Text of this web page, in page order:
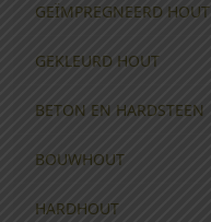
GEÏMPREGNEERD HOUT
GEKLEURD HOUT
BETON EN HARDSTEEN
BOUWHOUT
HARDHOUT